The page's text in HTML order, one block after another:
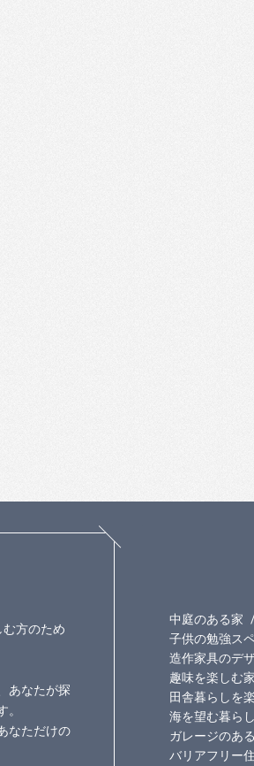
方のため
あなたが探
なただけの
中庭のある家
子供の勉強ス
造作家具のデ
趣味を楽しむ家
田舎暮らしを
海を望む暮らし
ガレージのあ
バリアフリー